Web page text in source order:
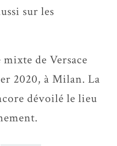
sur les
de Versace
2020, à Milan. La
dévoilé le lieu